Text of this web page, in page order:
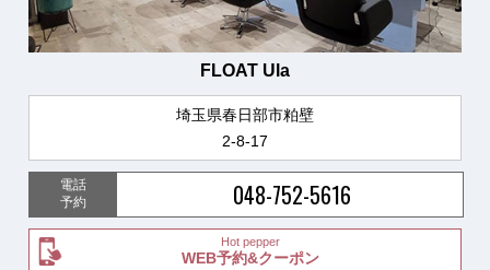
FLOAT Ula
埼玉県春日部市粕壁
2-8-17
電話
予約
048-752-5616
Hot pepper
WEB予約&クーポン